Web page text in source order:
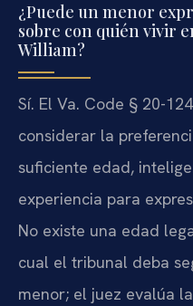
¿Puede un menor
sobre con quién vivir
William?
Sí. El Va. Code § 20-
considerar la
suficiente edad,
experiencia para
No existe una edad
cual el tribunal deba
menor; el juez evalúa